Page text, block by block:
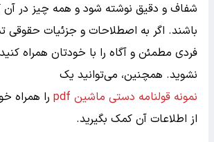
شفاف و دقیق نوشته شود و همه چیز در
باشند. اگر به اصطلاحات و جزئیات حقوقی
فردی مطمئن و آگاه را با خودتان همراه
نشوید. همچنین، می‌توانید یک
نمونه قولنامه دستی ماشین pdf
را همراه
از اطلاعات آن کمک بگیرید.